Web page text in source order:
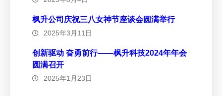
枫升公司庆祝三八女神节座谈会圆满举行
2025年3月11日
创新驱动 奋勇前行——枫升科技2024年年会
圆满召开
2025年1月23日